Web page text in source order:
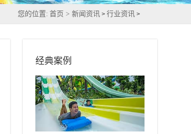
您的位置: 首页 >新闻资讯 >行业资讯 >
经典案例